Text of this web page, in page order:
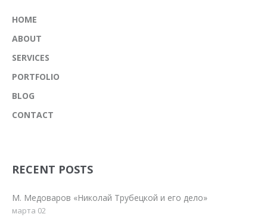
HOME
ABOUT
SERVICES
PORTFOLIO
BLOG
CONTACT
RECENT POSTS
М. Медоваров «Николай Трубецкой и его дело»
марта 02